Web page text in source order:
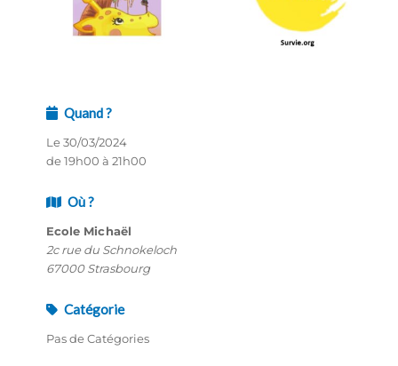
Quand ?
Le 30/03/2024
de 19h00 à 21h00
Où ?
Ecole Michaël
2c rue du Schnokeloch
67000 Strasbourg
Catégorie
Pas de Catégories